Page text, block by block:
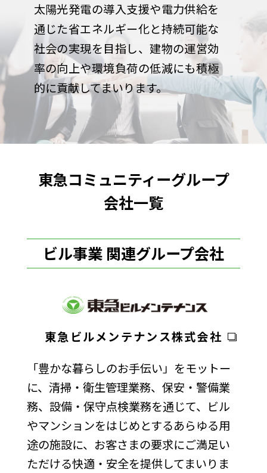
太陽光発電の導入支援や電力供給を
通じた省エネルギー化と持続可能な
社会の実現を目指し、建物の運営効
率の向上や環境負荷の低減にも積極
的に貢献してまいります。
東急コミュニティーグループ
会社一覧
ビル事業 関連グループ会社
東急ビルメンテナンス株式会社
「豊かな暮らしのお手伝い」をモットー
に、清掃・衛生管理業務、保安・警備業
務、設備・保守点検業務を通じて、ビル
やマンションをはじめとするあらゆる用
途の施設に、お客さまの要求にご満足い
ただける快適・安全を提供してまいりま